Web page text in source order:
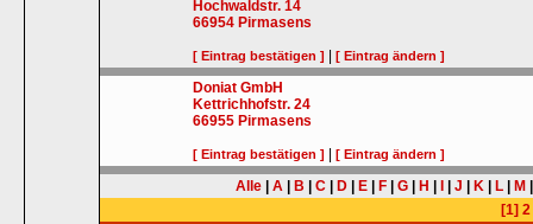
Hochwaldstr. 14
66954 Pirmasens
[ Eintrag bestätigen ] |[ Eintrag ändern ]
Doniat GmbH
Kettrichhofstr. 24
66955 Pirmasens
[ Eintrag bestätigen ] |[ Eintrag ändern ]
Alle A B C D E F G H J K L M
[1] 2